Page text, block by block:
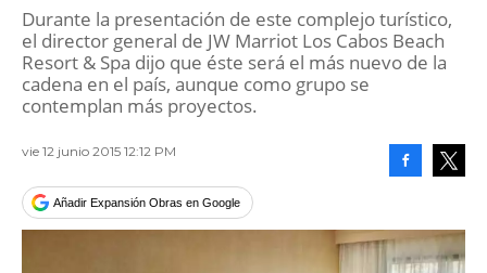
Durante la presentación de este complejo turístico,
el director general de JW Marriot Los Cabos Beach
Resort & Spa dijo que éste será el más nuevo de la
cadena en el país, aunque como grupo se
contemplan más proyectos.
vie 12 junio 2015 12:12 PM
Añadir Expansión Obras en Google